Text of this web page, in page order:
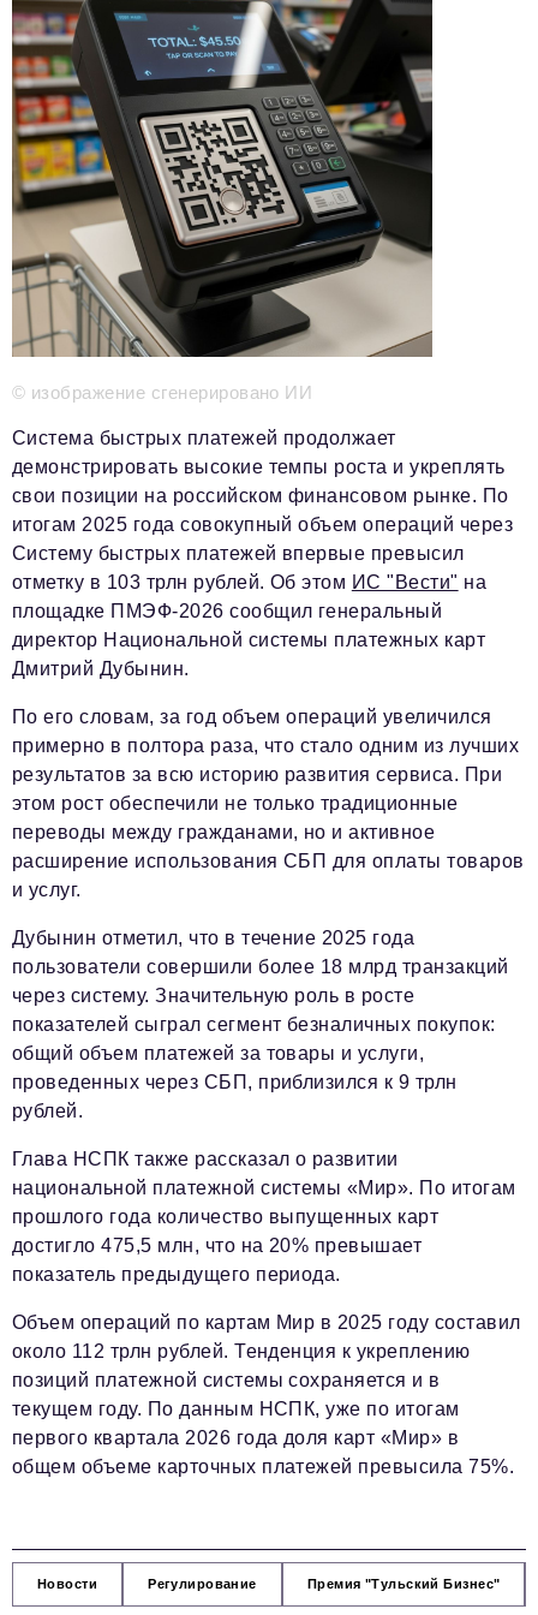
Телефон редакции: +7 495 727-01-67
Электронные почты редакции:
Информационный отдел
info@business-magazine.online
Отдел рекламы
reklama@business-magazine.online
Отдел распространения/редакционная подписка
podpiska@business-magazine.online
Отдел по работе с партнерами
partner@business-magazine.online
© изображение сгенерировано ИИ
Система быстрых платежей продолжает
демонстрировать высокие темпы роста и укреплять
свои позиции на российском финансовом рынке. По
итогам 2025 года совокупный объем операций через
Систему быстрых платежей впервые превысил
отметку в 103 трлн рублей. Об этом ИС "Вести" на
площадке ПМЭФ-2026 сообщил генеральный
директор Национальной системы платежных карт
Дмитрий Дубынин.
По его словам, за год объем операций увеличился
примерно в полтора раза, что стало одним из лучших
результатов за всю историю развития сервиса. При
этом рост обеспечили не только традиционные
переводы между гражданами, но и активное
расширение использования СБП для оплаты товаров
и услуг.
Дубынин отметил, что в течение 2025 года
пользователи совершили более 18 млрд транзакций
через систему. Значительную роль в росте
показателей сыграл сегмент безналичных покупок:
общий объем платежей за товары и услуги,
проведенных через СБП, приблизился к 9 трлн
рублей.
Глава НСПК также рассказал о развитии
национальной платежной системы «Мир». По итогам
прошлого года количество выпущенных карт
достигло 475,5 млн, что на 20% превышает
показатель предыдущего периода.
Объем операций по картам Мир в 2025 году составил
около 112 трлн рублей. Тенденция к укреплению
позиций платежной системы сохраняется и в
текущем году. По данным НСПК, уже по итогам
первого квартала 2026 года доля карт «Мир» в
общем объеме карточных платежей превысила 75%.
Новости Регулирование Премия "Тульский Бизнес"